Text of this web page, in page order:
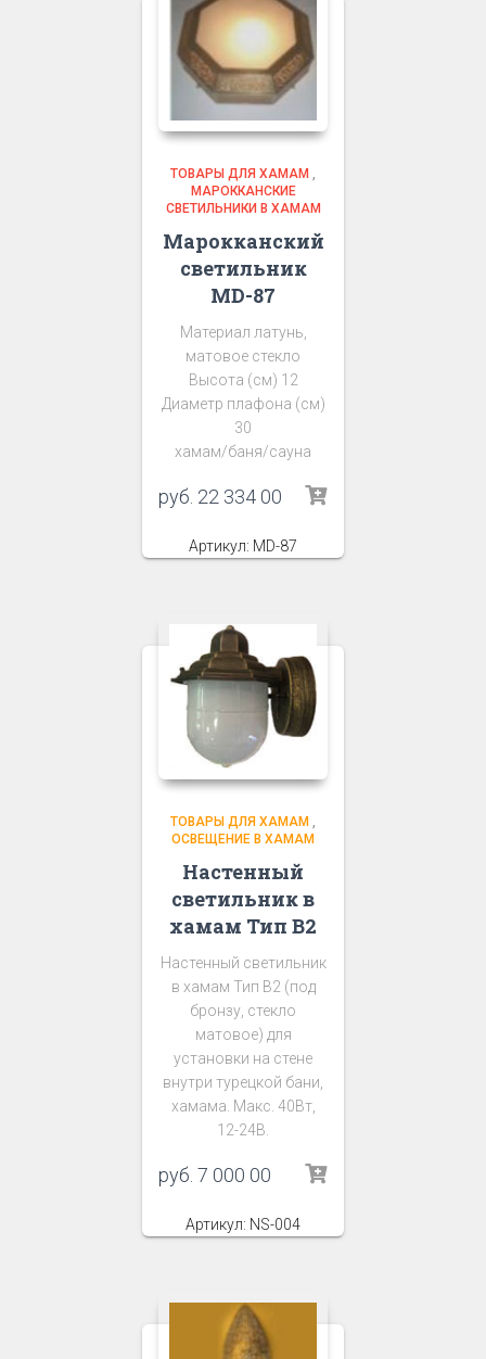
ТОВАРЫ ДЛЯ ХАМАМ ,
МАРОККАНСКИЕ
СВЕТИЛЬНИКИ В ХАМАМ
Марокканский
светильник
MD-87
Материал латунь,
матовое стекло
Высота (см) 12
Диаметр плафона (см)
30
хамам/баня/сауна
руб. 22 334 00
Артикул: MD-87
ТОВАРЫ ДЛЯ ХАМАМ
ОСВЕЩЕНИЕ В ХАМАМ
Настенный
светильник в
хамам Тип В2
Настенный светильник
в хамам Тип В2 (под
бронзу, стекло
матовое) для
установки на стене
внутри турецкой бани,
хамама. Макс. 40Вт,
12-24В.
руб. 7 000 00
Артикул: NS-004